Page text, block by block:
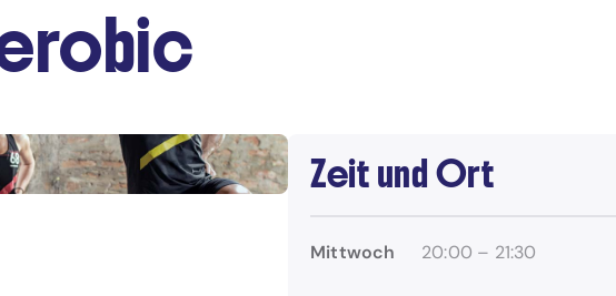
Zeit und Ort
Mittwoch 20:00 – 21:30